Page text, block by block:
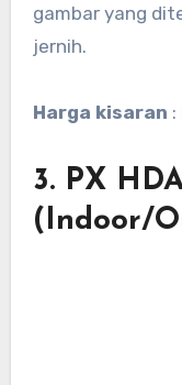
gambar yang
jernih.
Harga kisaran :
3. PX
(Indoor/